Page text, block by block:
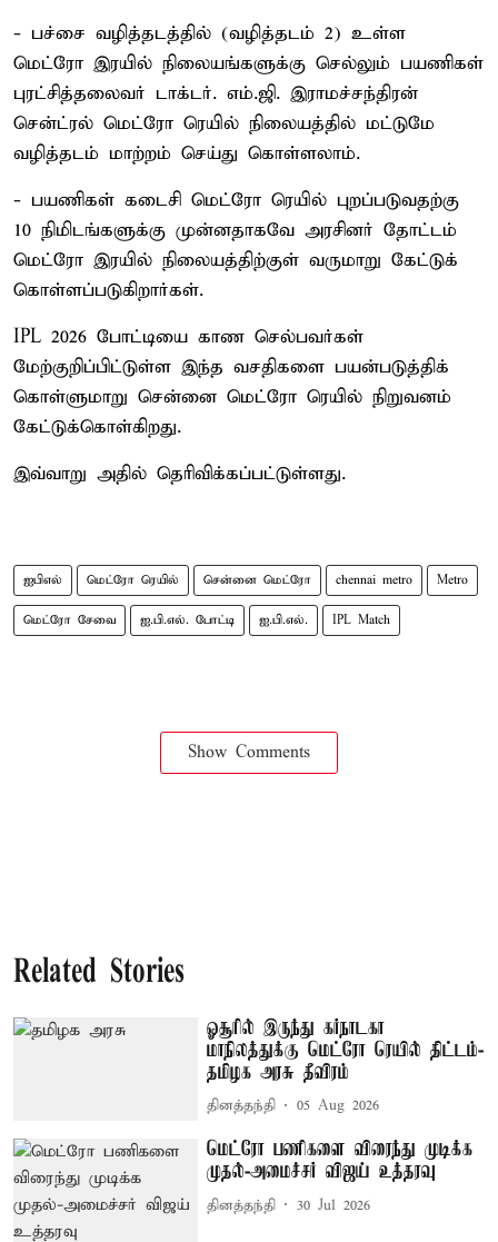
- பச்சை வழித்தடத்தில் (வழித்தடம் 2) உள்ள
மெட்ரோ இரயில் நிலையங்களுக்கு செல்லும் பயணிகள்
புரட்சித்தலைவர் டாக்டர். எம்.ஜி. இராமச்சந்திரன்
சென்ட்ரல் மெட்ரோ ரெயில் நிலையத்தில் மட்டுமே
வழித்தடம் மாற்றம் செய்து கொள்ளலாம்.
- பயணிகள் கடைசி மெட்ரோ ரெயில் புறப்படுவதற்கு
10 நிமிடங்களுக்கு முன்னதாகவே அரசினர் தோட்டம்
மெட்ரோ இரயில் நிலையத்திற்குள் வருமாறு கேட்டுக்
கொள்ளப்படுகிறார்கள்.
IPL 2026 போட்டியை காண செல்பவர்கள்
மேற்குறிப்பிட்டுள்ள இந்த வசதிகளை பயன்படுத்திக்
கொள்ளுமாறு சென்னை மெட்ரோ ரெயில் நிறுவனம்
கேட்டுக்கொள்கிறது.
இவ்வாறு அதில் தெரிவிக்கப்பட்டுள்ளது.
ஐபிஎல் மெட்ரோ ரெயில் சென்னை மெட்ரோ chennai metro Metro
மெட்ரோ சேவை ஐ.பி.எல். போட்டி ஐ.பி.எல். IPL Match
Show Comments
Related Stories
ஓசூரில் இருந்து கர்நாடகா
மாநிலத்துக்கு மெட்ரோ ரெயில் திட்டம்-
தமிழக அரசு தீவிரம்
தினத்தந்தி 05 Aug 2026
மெட்ரோ பணிகளை விரைந்து முடிக்க
முதல்-அமைச்சர் விஜய் உத்தரவு
தினத்தந்தி 30 Jul 2026